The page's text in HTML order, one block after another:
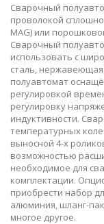
Сварочный
проволокой
MAG) или
Сварочный
использовать с
сталь,
полуавтомат
регулировкой
регулировку
индуктивности.
температурных
выносной 4-х
возможностью
необходимое для
комплектации.
приобрести набор
алюминия, шланг-
многое другое.